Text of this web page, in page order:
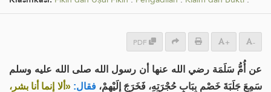
PDF + -
عن أُمُّ سَلَمَة رضي الله عنها أن رسول الله صلى الله عليه وسلم
سَمِعَ جَلَبَةَ خَصْمٍ بِبَابِ حُجْرَتِهِ، فَخَرَجَ إلَيْهِمْ، فقال: «ألا إنما أنا بشر،